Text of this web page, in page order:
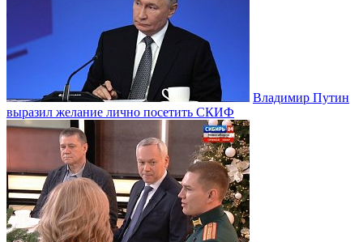
Владимир Путин
выразил желание лично посетить СКИФ